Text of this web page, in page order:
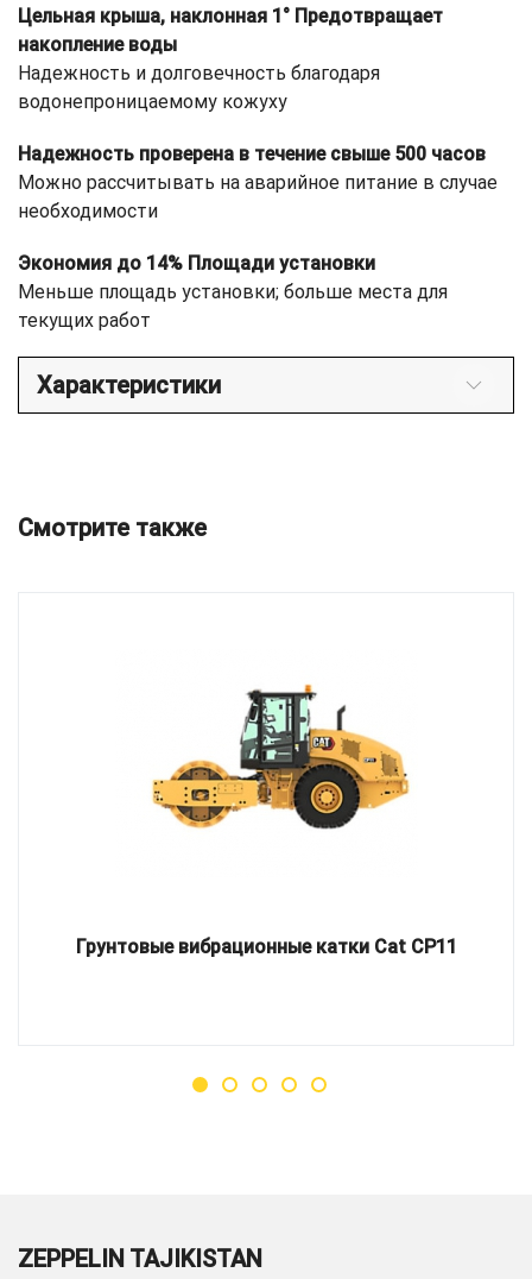
Цельная крыша, наклонная 1° Предотвращает
накопление воды
Надежность и долговечность благодаря
водонепроницаемому кожуху
Надежность проверена в течение свыше 500 часов
Можно рассчитывать на аварийное питание в случае
необходимости
Экономия до 14% Площади установки
Меньше площадь установки; больше места для
текущих работ
Характеристики
Смотрите также
Грунтовые вибрационные катки Cat CP11
ZEPPELIN TAJIKISTAN